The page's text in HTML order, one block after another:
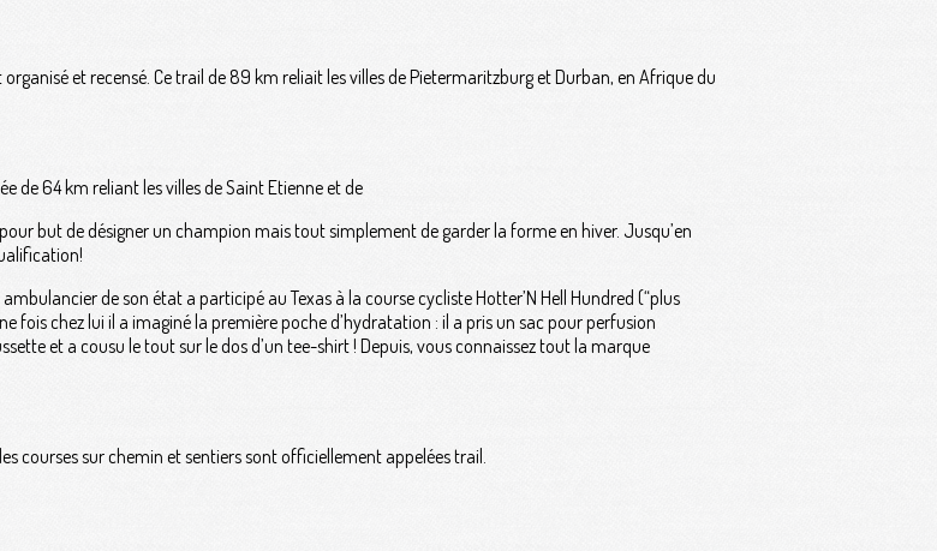
et recensé. Ce trail de 89 km reliait les villes de Pietermaritzburg et Durban, en Afrique du
de 64 km reliant les villes de Saint Etienne et de
but de désigner un champion mais tout simplement de garder la forme en hiver. Jusqu’en
de son état a participé au Texas à la course cycliste Hotter’N Hell Hundred (“plus
fois chez lui il a imaginé la première poche d’hydratation : il a pris un sac pour perfusion
et a cousu le tout sur le dos d’un tee-shirt ! Depuis, vous connaissez tout la marque
courses sur chemin et sentiers sont officiellement appelées trail.